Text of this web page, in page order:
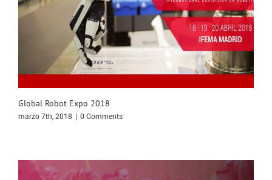
Global Robot Expo 2018
marzo 7th, 2018 0 Comments